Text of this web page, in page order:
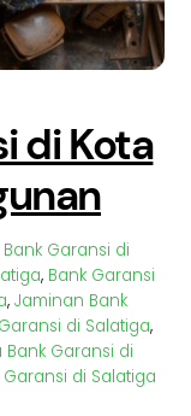
di Kota
Garansi di
, Bank Garansi
,Jaminan Bank
di Salatiga,
Bank Garansi di
Garansi di Salatiga